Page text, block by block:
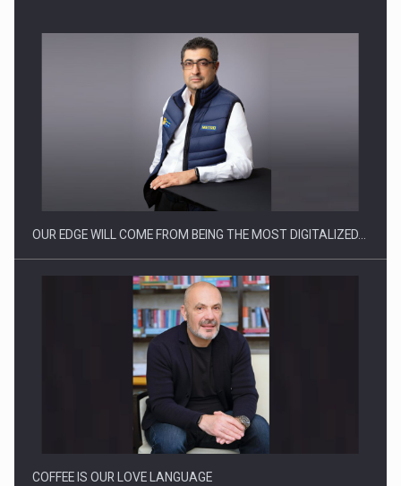
Producatorii si comerciantii care nu se supun noilor
Proteinmaxxing and the Future of Protein Demand
OUR EDGE WILL COME FROM BEING THE MOST DIGITALIZED…
COFFEE IS OUR LOVE LANGUAGE